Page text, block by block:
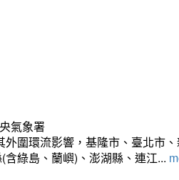
氣象署
外圍環流影響，基隆市、臺北市
綠島、蘭嶼)、澎湖縣、連江...